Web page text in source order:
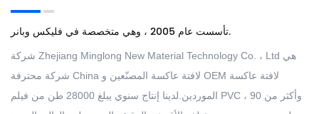
تأسست عام 2005 ، وهي متخصصة في فليكس وبانر.
شركة Zhejiang Minglong New Material Technology Co. ، Ltd هي
China لافتة عاكسة المصنّعين OEM لافتة عاكسة
الموردين
.لدينا إنتاج سنوي يبلغ 28000 طن من فيلم PVC ، وأكثر من 90